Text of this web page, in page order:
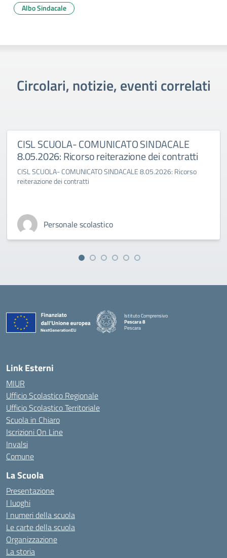
Albo Sindacale
Circolari, notizie, eventi correlati
CISL SCUOLA- COMUNICATO SINDACALE
8.05.2026: Ricorso reiterazione dei contratti
CISL SCUOLA- COMUNICATO SINDACALE 8.05.2026: Ricorso
reiterazione dei contratti
Personale scolastico
Istituto Comprensivo
Pescara 8
Pescara
Link Esterni
MIUR
Ufficio Scolastico Regionale
Ufficio Scolastico Territoriale
Scuola in Chiaro
Iscrizioni On Line
Invalsi
Comune
La Scuola
Presentazione
I luoghi
I numeri della scuola
Le carte della scuola
Organizzazione
La storia